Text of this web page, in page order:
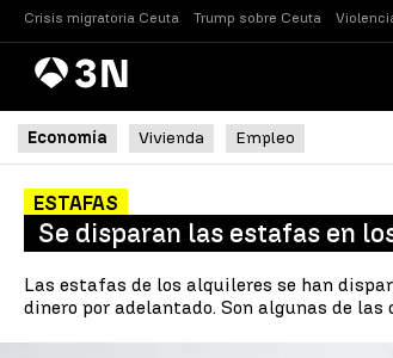
Crisis migratoria Ceuta Trump sobre Ceuta
AntenaNoticias
Economía Vivienda Empleo
ESTAFAS
Se disparan las estafas en
Las estafas de los alquileres se han
dinero por adelantado. Son algunas de